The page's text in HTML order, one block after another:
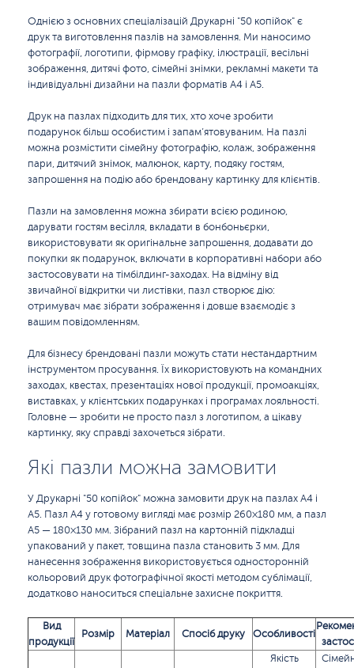
Однією з основних спеціалізацій Друкарні "50 копійок" є
друк та виготовлення пазлів на замовлення. Ми наносимо
фотографії, логотипи, фірмову графіку, ілюстрації, весільні
зображення, дитячі фото, сімейні знімки, рекламні макети та
індивідуальні дизайни на пазли форматів A4 і A5.
Друк на пазлах підходить для тих, хто хоче зробити
подарунок більш особистим і запам’ятовуваним. На пазлі
можна розмістити сімейну фотографію, колаж, зображення
пари, дитячий знімок, малюнок, карту, подяку гостям,
запрошення на подію або брендовану картинку для клієнтів.
Пазли на замовлення можна збирати всією родиною,
дарувати гостям весілля, вкладати в бонбоньєрки,
використовувати як оригінальне запрошення, додавати до
покупки як подарунок, включати в корпоративні набори або
застосовувати на тімбілдинг-заходах. На відміну від
звичайної відкритки чи листівки, пазл створює дію:
отримувач має зібрати зображення і довше взаємодіє з
вашим повідомленням.
Для бізнесу брендовані пазли можуть стати нестандартним
інструментом просування. Їх використовують на командних
заходах, квестах, презентаціях нової продукції, промоакціях,
виставках, у клієнтських подарунках і програмах лояльності.
Головне — зробити не просто пазл з логотипом, а цікаву
картинку, яку справді захочеться зібрати.
Які пазли можна замовити
У Друкарні "50 копійок" можна замовити друк на пазлах A4 і
A5. Пазл A4 у готовому вигляді має розмір 260×180 мм, а пазл
A5 — 180×130 мм. Зібраний пазл на картонній підкладці
упакований у пакет, товщина пазла становить 3 мм. Для
нанесення зображення використовується односторонній
кольоровий друк фотографічної якості методом сублімації,
додатково наноситься спеціальне захисне покриття.
Вид
продукції
Розмір Матеріал Спосіб друку Особливості
Якість